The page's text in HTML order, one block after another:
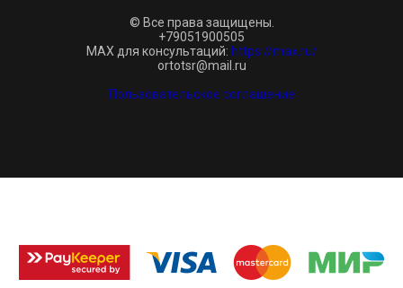
© Все права защищены.
+79051900505
MAX для консультаций: https://max.ru/
ortotsr@mail.ru
Пользовательское соглашение